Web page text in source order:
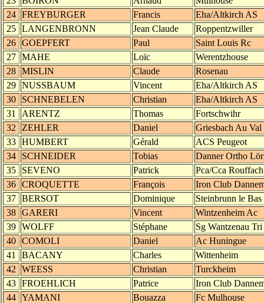
24
FREYBURGER Francis
Eha/Altkirch AS
25
LANGENBRONN Jean Claude
Roppentzwiller
26
GOEPFERT Paul
Saint Louis Rc
27
MAHE Loïc
Werentzhouse
28
MISLIN Claude
Rosenau
29
NUSSBAUM Vincent
Eha/Altkirch AS
30
SCHNEBELEN Christian
Eha/Altkirch AS
31
ARENTZ Thomas
Fortschwihr
32
ZEHLER Daniel
Griesbach Au Val
33
HUMBERT Gérald
ACS Peugeot
34
SCHNEIDER Tobias
Danner Ortho
35
SEVENO Patrick
Pca/Cca Rouffach
36
CROQUETTE François
Iron Club
37
BERSOT Dominique
Steinbrunn le Bas
38
GARERI Vincent
Wintzenheim Ac
39
WOLFF Stéphane
Sg Wantzenau Tri
40
COMOLI Daniel
Ac Huningue
41
BACANY Charles
Wittenheim
42
WEESS Christian
Turckheim
43
FROEHLICH Patrice
Iron Club
44
YAMANI Bouazza
Fc Mulhouse